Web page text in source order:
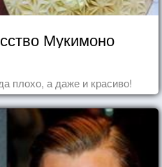
Мукимоно
плохо, а даже и красиво!